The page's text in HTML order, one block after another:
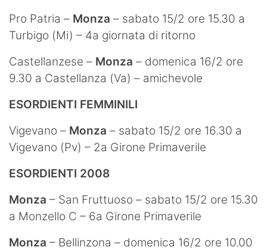
Pro Patria – Monza – sabato 15/2 ore 15.30 a
Turbigo (Mi) – 4a giornata di ritorno
Castellanzese – Monza – domenica 16/2 ore
9.30 a Castellanza (Va) – amichevole
ESORDIENTI FEMMINILI
Vigevano – Monza – sabato 15/2 ore 16.30 a
Vigevano (Pv) – 2a Girone Primaverile
ESORDIENTI 2008
Monza – San Fruttuoso – sabato 15/2 ore 15.30
a Monzello C – 6a Girone Primaverile
Monza – Bellinzona – domenica 16/2 ore 10.00